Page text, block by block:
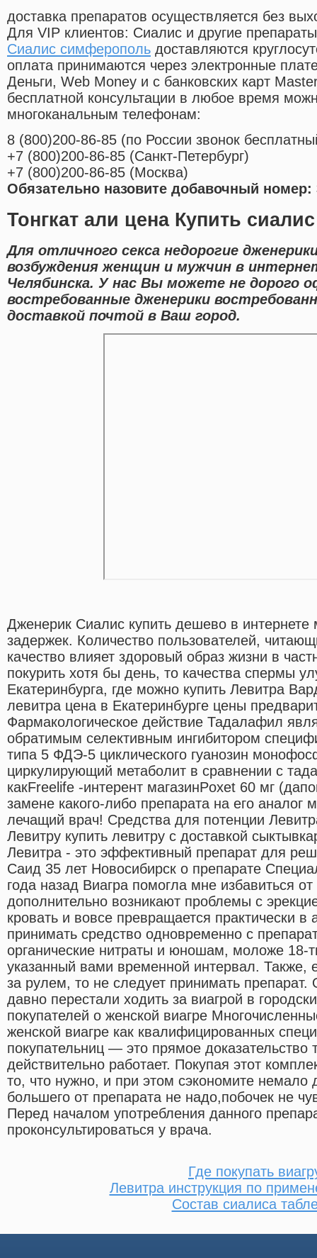
доставка препаратов осуществляется без
Для VIP клиентов: Сиалис и другие
Сиалис симферополь доставляются
оплата принимаются через электронные
Деньги, Web Money и с банковских карт
бесплатной консультации в любое время
многоканальным телефонам:
8 (800)200-86-85 (по России звонок
+7 (800)200-86-85 (Санкт-Петербург)
+7 (800)200-86-85 (Москва)
Обязательно назовите добавочный номер:
Тонгкат али цена Купить
Для отличного секса недорогие
возбуждения женщин и мужчин в
Челябинска. У нас Вы можете не дорого
востребованные дженерики
доставкой почтой в Ваш город.
Дженерик Сиалис купить дешево в интернете
задержек. Количество пользователей,
качество влияет здоровый образ жизни в
покурить хотя бы день, то качества спермы
Екатеринбурга, где можно купить Левитра
левитра цена в Екатеринбурге цены
Фармакологическое действие Тадалафил
обратимым селективным ингибитором
типа 5 ФДЭ-5 циклического гуанозин
циркулирующий метаболит в сравнении с
какFreelife -интерент магазинPoxet 60 мг
замене какого-либо препарата на его аналог
лечащий врач! Средства для потенции
Левитру купить левитру с доставкой
Левитра - это эффективный препарат для
Саид 35 лет Новосибирск о препарате
года назад Виагра помогла мне избавиться
дополнительно возникают проблемы с
кровать и вовсе превращается практически
принимать средство одновременно с
органические нитраты и юношам, моложе 18-
указанный вами временной интервал. Также,
за рулем, то не следует принимать
давно перестали ходить за виагрой в
покупателей о женской виагре
женской виагре как квалифицированных
покупательниц — это прямое доказательство
действительно работает. Покупая этот
то, что нужно, и при этом сэкономите немало
большего от препарата не надо,побочек не
Перед началом употребления данного
проконсультироваться у врача.
Где покупать
Левитра инструкция по
Состав сиалиса